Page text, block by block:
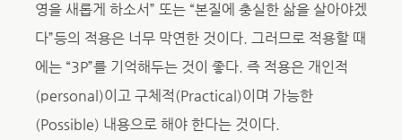
영을 새롭게 하소서” 또는 “본질에 충실한 삶을 살아야겠
다”등의 적용은 너무 막연한 것이다. 그러므로 적용할 때
에는 “3P”를 기억해두는 것이 좋다. 즉 적용은 개인적
(personal)이고 구체적(Practical)이며 가능한
(Possible) 내용으로 해야 한다는 것이다.